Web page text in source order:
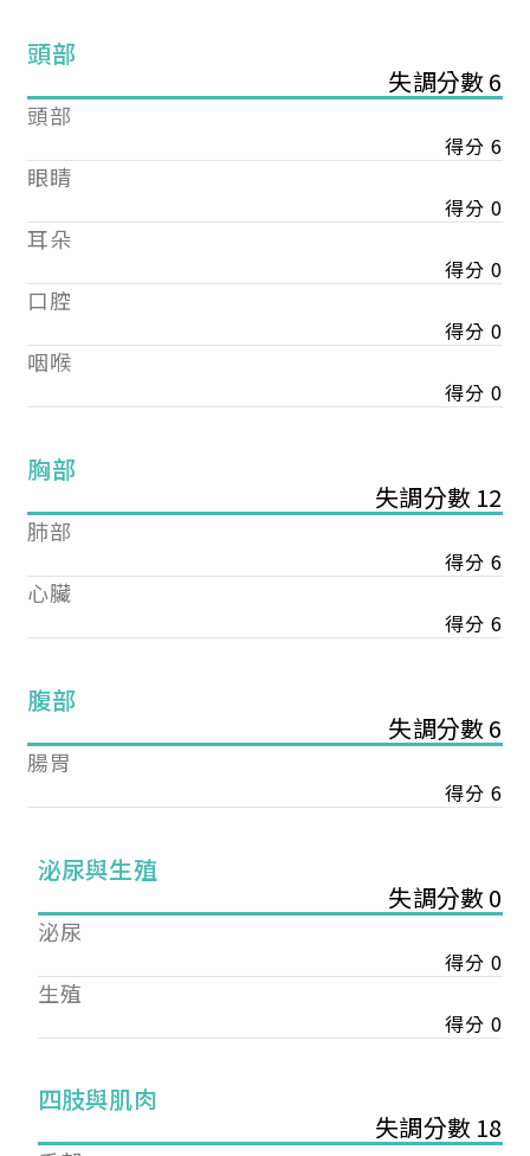
頭部
失調分數 6
頭部
得分 6
眼睛
得分 0
耳朵
得分 0
口腔
得分 0
咽喉
得分 0
胸部
失調分數 12
肺部
得分 6
心臟
得分 6
腹部
失調分數 6
腸胃
得分 6
泌尿與生殖
失調分數 0
泌尿
得分 0
生殖
得分 0
四肢與肌肉
失調分數 18
您已成功送出會員申請
您好，您的會員申請，已成功送出，經本協會理事